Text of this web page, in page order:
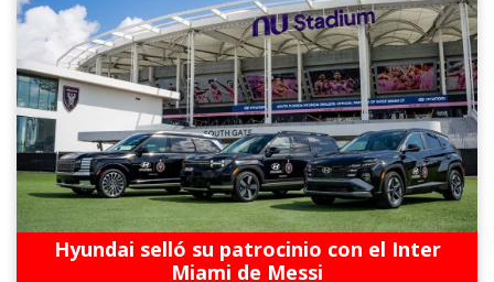
Hyundai selló su patrocinio con el Inter
Miami de Messi